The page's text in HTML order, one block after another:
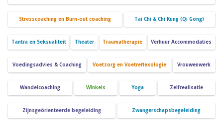
Stresscoaching en Burn-out coaching Tai Chi & Chi Kung (Qi Gong)
Tantra en Seksualiteit Theater Traumatherapie Verhuur Accommodaties
Voedingsadvies & Coaching Voetzorg en Voetreflexologie Vrouwenwerk
Wandelcoaching Winkels Yoga Zelfrealisatie
Zijnsgeörienteerde begeleiding Zwangerschapsbegeleiding